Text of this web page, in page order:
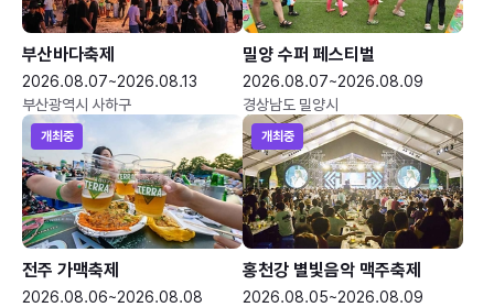
부산바다축제
2026.08.07~2026.08.13
부산광역시 사하구
밀양 수퍼 페스티벌
2026.08.07~2026.08.09
경상남도 밀양시
개최중
전주 가맥축제
2026.08.06~2026.08.08
개최중
홍천강 별빛음악 맥주축제
2026.08.05~2026.08.09